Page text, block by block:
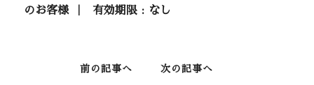
のお客様 ｜ 有効期限 : なし
前の記事へ 次の記事へ